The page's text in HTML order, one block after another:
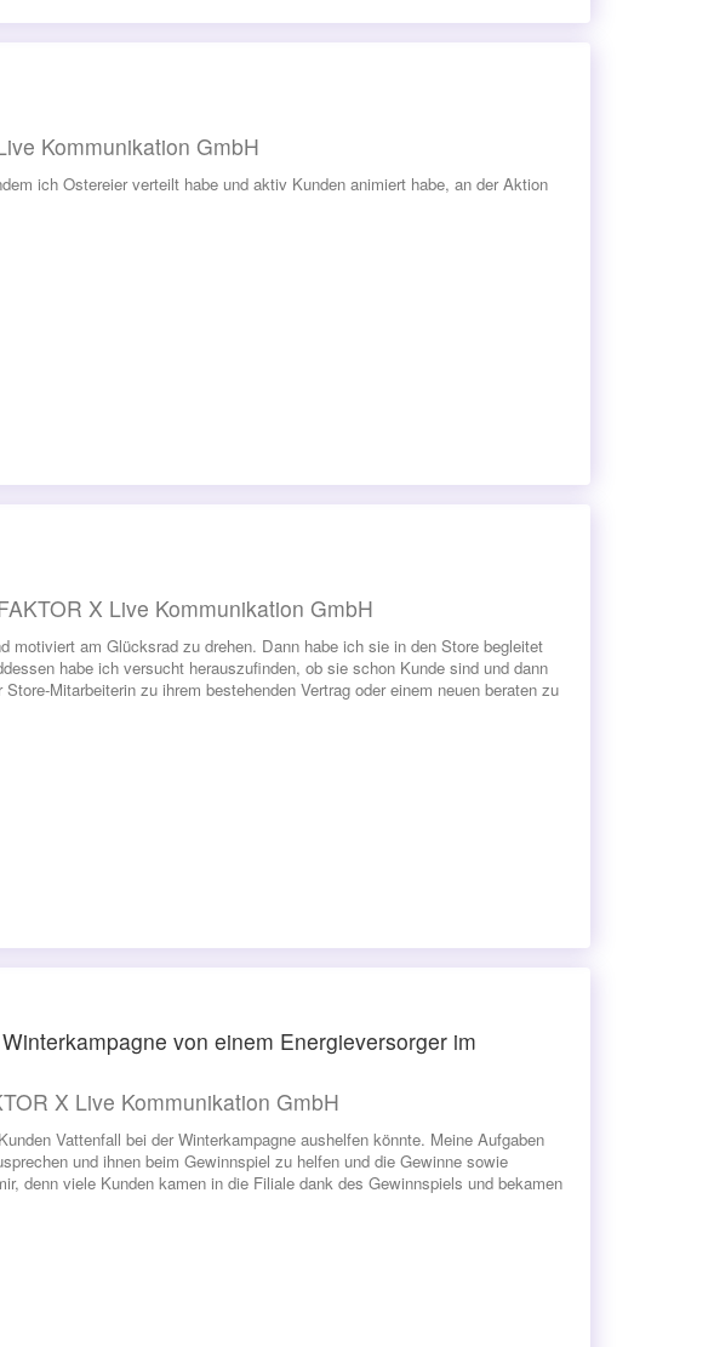
Kommunikation GmbH
ich Ostereier verteilt habe und aktiv Kunden animiert habe, an der Aktion
X Live Kommunikation GmbH
motiviert am Glücksrad zu drehen. Dann habe ich sie in den Store begleitet
habe ich versucht herauszufinden, ob sie schon Kunde sind und dann
Mitarbeiterin zu ihrem bestehenden Vertrag oder einem neuen beraten zu
von einem Energieversorger im
X Live Kommunikation GmbH
Vattenfall bei der Winterkampagne aushelfen könnte. Meine Aufgaben
und ihnen beim Gewinnspiel zu helfen und die Gewinne sowie
denn viele Kunden kamen in die Filiale dank des Gewinnspiels und bekamen